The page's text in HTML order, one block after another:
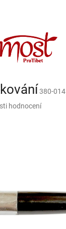
380-014
hodnocení